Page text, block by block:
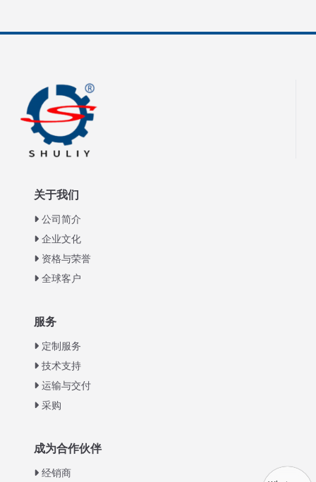
关于我们
公司简介
企业文化
资格与荣誉
全球客户
服务
定制服务
技术支持
运输与交付
采购
成为合作伙伴
经销商Vietnamese
Thai
Turkish
Swahili
Urdu
Greek